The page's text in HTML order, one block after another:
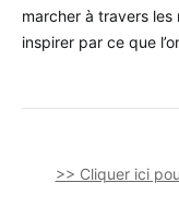
marcher à travers les
inspirer par ce que
>> Cliquer ici